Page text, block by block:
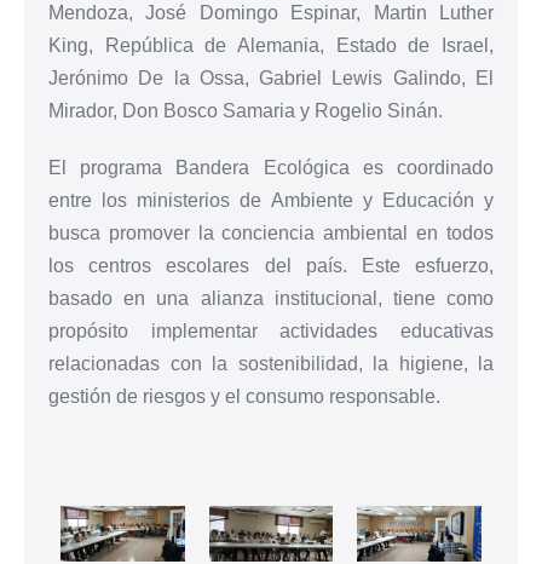
Mendoza, José Domingo Espinar, Martin Luther
King, República de Alemania, Estado de Israel,
Jerónimo De la Ossa, Gabriel Lewis Galindo, El
Mirador, Don Bosco Samaria y Rogelio Sinán.
El programa Bandera Ecológica es coordinado
entre los ministerios de Ambiente y Educación y
busca promover la conciencia ambiental en todos
los centros escolares del país. Este esfuerzo,
basado en una alianza institucional, tiene como
propósito implementar actividades educativas
relacionadas con la sostenibilidad, la higiene, la
gestión de riesgos y el consumo responsable.